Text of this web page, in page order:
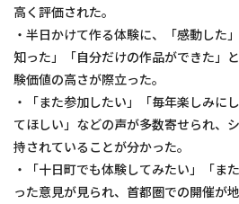
高く評価された。
・半日かけて作る体験に、「感動した
知った」「自分だけの作品ができた」
験価値の高さが際立った。
・「また参加したい」「毎年楽しみに
てほしい」などの声が多数寄せられ、
持されていることが分かった。
・「十日町でも体験してみたい」「ま
った意見が見られ、首都圏での開催が